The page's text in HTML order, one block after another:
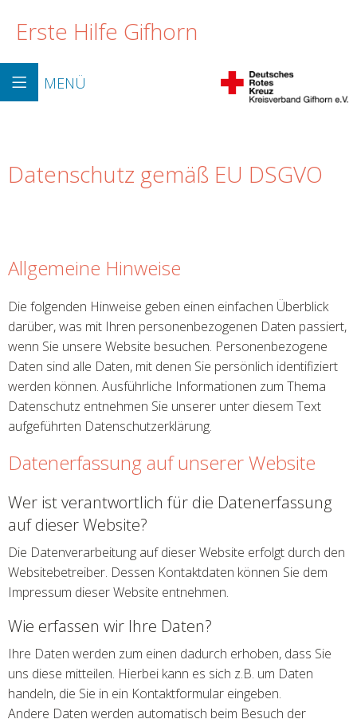
Erste Hilfe Gifhorn
MENÜ
Datenschutz gemäß EU DSGVO
Allgemeine Hinweise
Die folgenden Hinweise geben einen einfachen Überblick
darüber, was mit Ihren personenbezogenen Daten passiert,
wenn Sie unsere Website besuchen. Personenbezogene
Daten sind alle Daten, mit denen Sie persönlich identifiziert
werden können. Ausführliche Informationen zum Thema
Datenschutz entnehmen Sie unserer unter diesem Text
aufgeführten Datenschutzerklärung.
Datenerfassung auf unserer Website
Wer ist verantwortlich für die Datenerfassung
auf dieser Website?
Die Datenverarbeitung auf dieser Website erfolgt durch den
Websitebetreiber. Dessen Kontaktdaten können Sie dem
Impressum dieser Website entnehmen.
Wie erfassen wir Ihre Daten?
Ihre Daten werden zum einen dadurch erhoben, dass Sie
uns diese mitteilen. Hierbei kann es sich z.B. um Daten
handeln, die Sie in ein Kontaktformular eingeben.
Andere Daten werden automatisch beim Besuch der